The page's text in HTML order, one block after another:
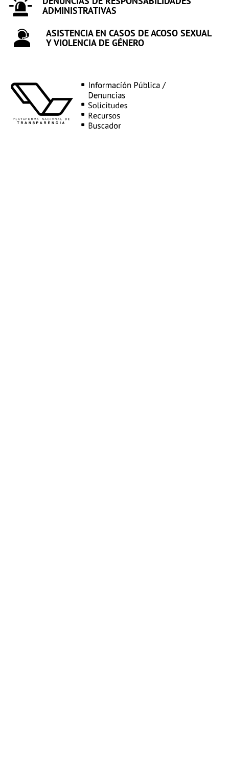
ADMINISTRATIVAS
ASISTENCIA EN CASOS DE ACOSO SEXUAL
Y VIOLENCIA DE GÉNERO